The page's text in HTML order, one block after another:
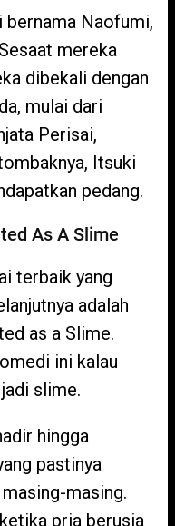
bernama Naofumi,
mereka
dibekali dengan
mulai dari
Perisai,
Itsuki
pedang.
As A Slime
terbaik yang
adalah
as a Slime.
ini kalau
slime.
hingga
pastinya
masing.
pria berusia